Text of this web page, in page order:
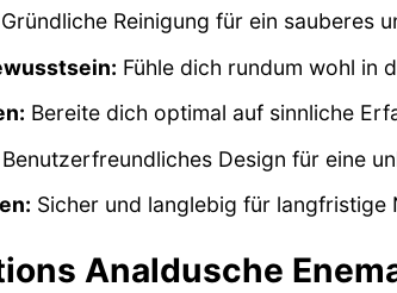
Gründliche Reinigung für ein sauberes
Fühle dich rundum wohl in
Bereite dich optimal auf sinnliche
Benutzerfreundliches Design für eine
Sicher und langlebig für langfristige
Analdusche